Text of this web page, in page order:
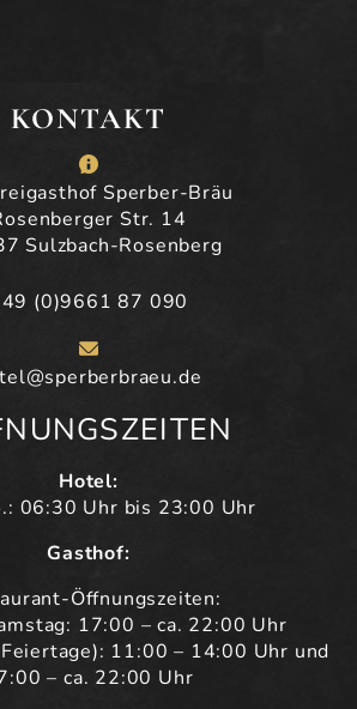
KONTAKT
Sperber-Bräu
Str. 14
Sulzbach-Rosenberg
(0)9661 87 090
Hotel:
06:30 Uhr bis 23:00 Uhr
Gasthof:
Öffnungszeiten:
17:00 – ca. 22:00 Uhr
11:00 – 14:00 Uhr und
– ca. 22:00 Uhr